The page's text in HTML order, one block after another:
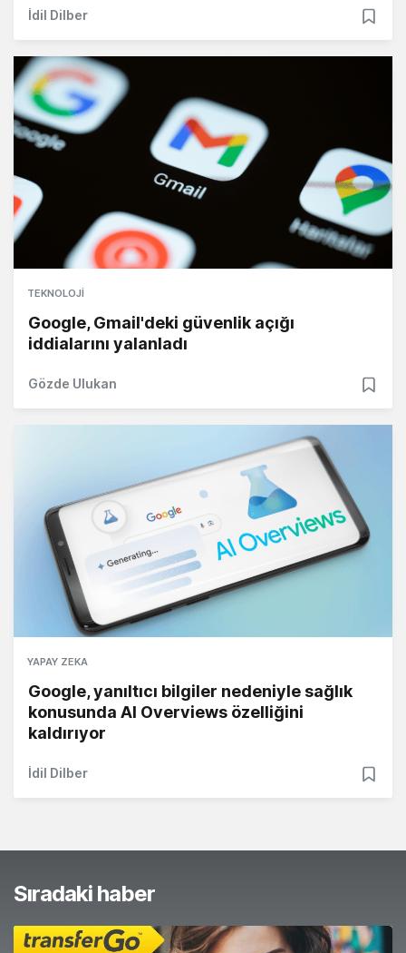
İdil Dilber
TEKNOLOJI
Google, Gmail'deki güvenlik açığı
iddialarını yalanladı
Gözde Ulukan
YAPAY ZEKA
Google, yanıltıcı bilgiler nedeniyle sağlık
konusunda AI Overviews özelliğini
kaldırıyor
İdil Dilber
Sıradaki haber